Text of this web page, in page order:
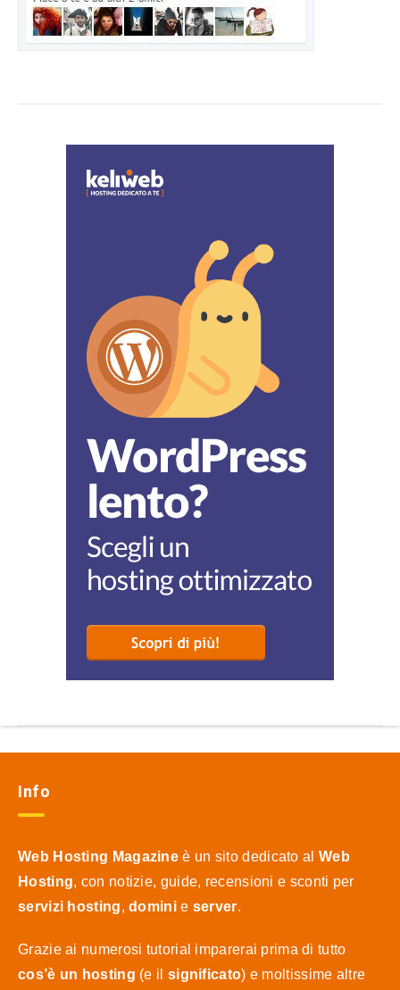
Info
Web Hosting Magazine è un sito dedicato al Web
Hosting, con notizie, guide, recensioni e sconti per
servizi hosting,dominie server.
Grazie ai numerosi tutorial imparerai prima di tutto
cos’è un hosting (e il significato) e moltissime altre